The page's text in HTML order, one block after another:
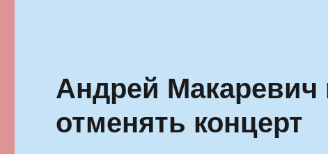
Андрей Макаревич
отменять концерт